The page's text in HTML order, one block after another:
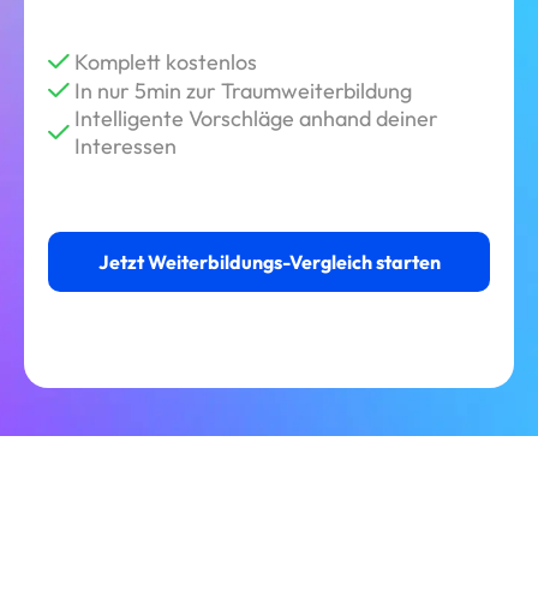
Komplett kostenlos
In nur 5min zur Traumweiterbildung
Intelligente Vorschläge anhand deiner
Interessen
Jetzt Weiterbildungs-Vergleich starten